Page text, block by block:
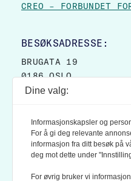
CREO – FORBUNDET
BESØKSADRESSE:
BRUGATA 19
0186 OSLO
POSTBOKS 9007
0133 OSLO
LES OGSÅ:
KONTEKSTS
Dine valg:
Informasjonskapsler og
For å gi deg relevante
informasjon fra ditt besøk på
deg mot dette under
For øvrig bruker vi